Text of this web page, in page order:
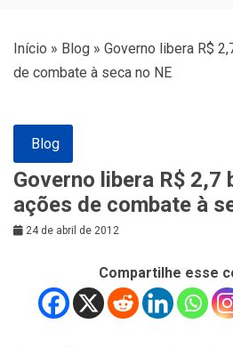
Início » Blog » Governo libera R$
de combate à seca no NE
Blog
Governo libera R$ 2,7
ações de combate à
24 de abril de 2012
Compartilhe esse